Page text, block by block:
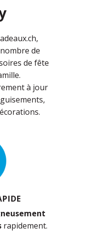
de
de fête
à jour
rapidement.